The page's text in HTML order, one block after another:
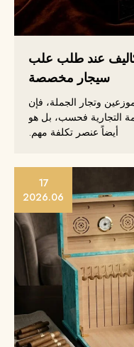
عند طلب علب
سيجار مخصصة
وتجار الجملة، فإن
التجارية فحسب، بل هو
أيضاً عنصر تكلفة مهم.
17
2026.06